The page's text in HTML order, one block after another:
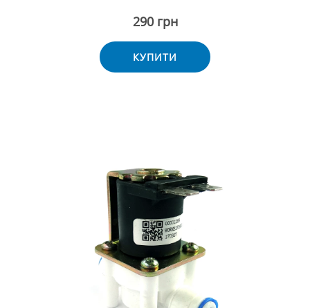
290 грн
КУПИТИ